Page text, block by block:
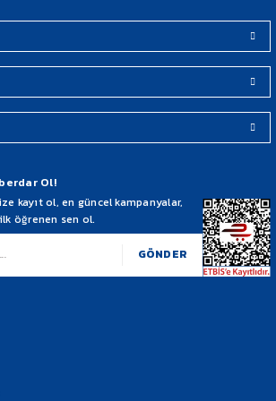
alternatifler olmalı.
Ol!
kayıt ol, en güncel kampanyalar,
öğrenen sen ol.
GÖNDER